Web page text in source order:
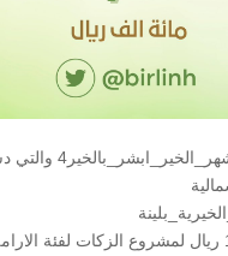
ضمن مبادرة
بتحويل مبلغ 100000 ريال لمشروع الزكات